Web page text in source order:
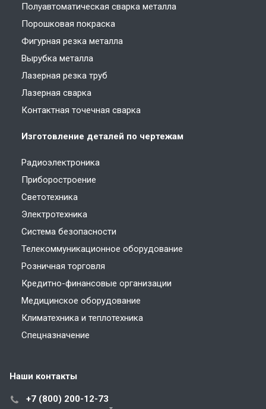
Полуавтоматическая сварка металла
Порошковая покраска
Фигурная резка металла
Вырубка металла
Лазерная резка труб
Лазерная сварка
Контактная точечная сварка
Изготовление деталей по чертежам
Радиоэлектроника
Приборостроение
Светотехника
Электротехника
Система безопасности
Телекоммуникационное оборудование
Розничная торговля
Кредитно-финансовые организации
Медицинское оборудование
Климатехника и теплотехника
Спецназначение
Наши контакты
+7 (800) 200-12-73